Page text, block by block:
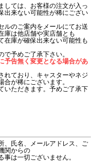
ては、お客様の注文が入っ
出来ない可能性が稀にござい
のご案内をメールにてお送
庫は他店舗や実店舗とも
庫が確保出来ない可能性も
予めご了承下さい。
予告無く変更となる場合があ
ており、キャスターやネジ
が稀にございます。
いただきます。予めご了承下
、氏名、メールアドレス、ご
関からの
は一切ございません。